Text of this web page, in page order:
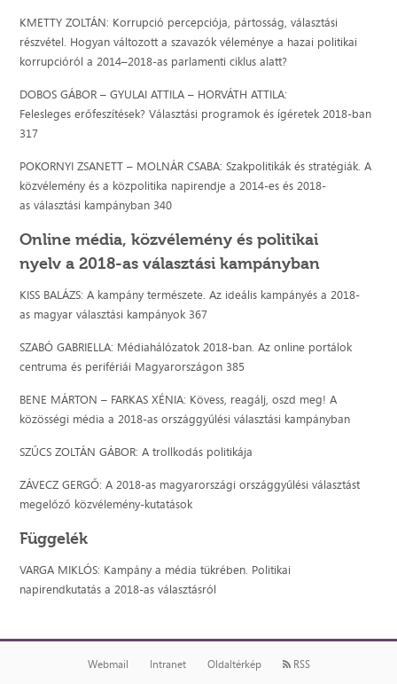
KMETTY ZOLTÁN: Korrupció percepciója, pártosság, választási
részvétel. Hogyan változott a szavazók véleménye a hazai politikai
korrupcióról a 2014–2018-as parlamenti ciklus alatt?
DOBOS GÁBOR – GYULAI ATTILA – HORVÁTH ATTILA:
Felesleges erőfeszítések? Választási programok és ígéretek 2018-ban
317
POKORNYI ZSANETT – MOLNÁR CSABA: Szakpolitikák és stratégiák. A
közvélemény és a közpolitika napirendje a 2014-es és 2018-
as választási kampányban 340
Online média, közvélemény és politikai
nyelv a 2018-as választási kampányban
KISS BALÁZS: A kampány természete. Az ideális kampányés a 2018-
as magyar választási kampányok 367
SZABÓ GABRIELLA: Médiahálózatok 2018-ban. Az online portálok
centruma és perifériái Magyarországon 385
BENE MÁRTON – FARKAS XÉNIA: Kövess, reagálj, oszd meg! A
közösségi média a 2018-as országgyűlési választási kampányban
SZŰCS ZOLTÁN GÁBOR: A trollkodás politikája
ZÁVECZ GERGŐ: A 2018-as magyarországi országgyűlési választást
megelőző közvélemény-kutatások
Függelék
VARGA MIKLÓS: Kampány a média tükrében. Politikai
napirendkutatás a 2018-as választásról
Webmail Intranet Oldaltérkép RSS